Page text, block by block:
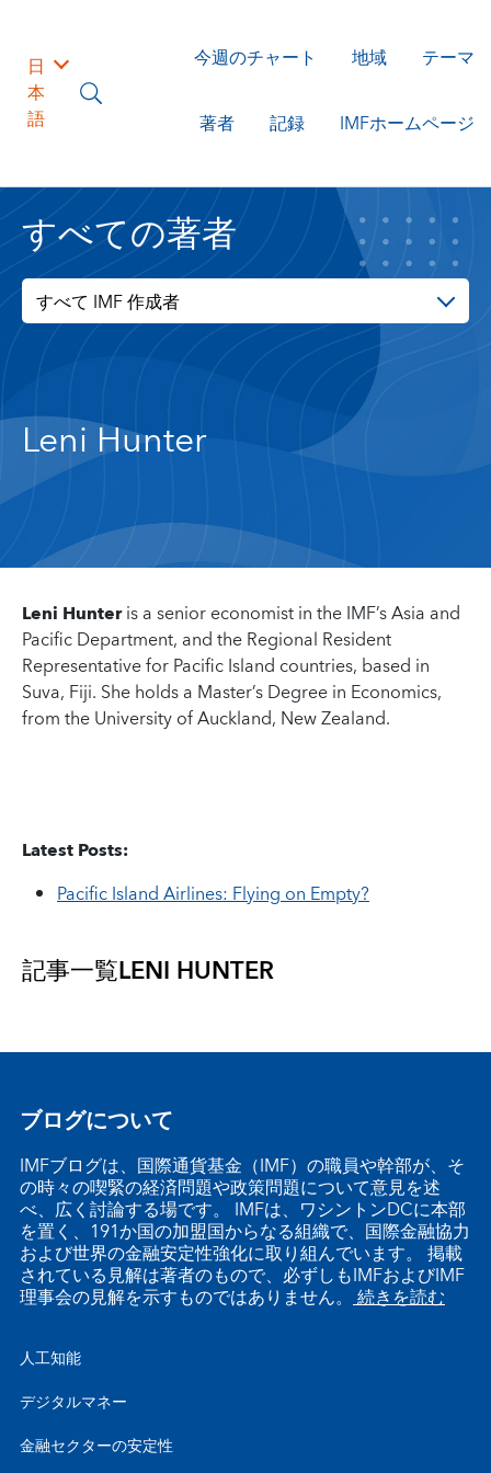
日
本
語
今週のチャート 地域 テーマ
著者 記録 IMFホームページ
すべての著者
すべて IMF 作成者
Leni Hunter
Leni Hunteris a senior economist in the IMF’s Asia and
Pacific Department, and the Regional Resident
Representative for Pacific Island countries, based in
Suva, Fiji. She holds a Master’s Degree in Economics,
from the University of Auckland, New Zealand.
Latest Posts:
Pacific Island Airlines: Flying on Empty?
記事一覧LENI HUNTER
ブログについて
IMFブログは、国際通貨基金（IMF）の職員や幹部が、そ
の時々の喫緊の経済問題や政策問題について意見を述
べ、広く討論する場です。 IMFは、ワシントンDCに本部
を置く、191か国の加盟国からなる組織で、国際金融協力
および世界の金融安定性強化に取り組んでいます。 掲載
されている見解は著者のもので、必ずしもIMFおよびIMF
理事会の見解を示すものではありません。 続きを読む
人工知能
デジタルマネー
金融セクターの安定性